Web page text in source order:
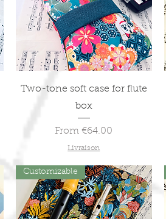
Quick View
Two-tone soft case for flute
box
From€64.00
Sale Price
Livraison
Customizable